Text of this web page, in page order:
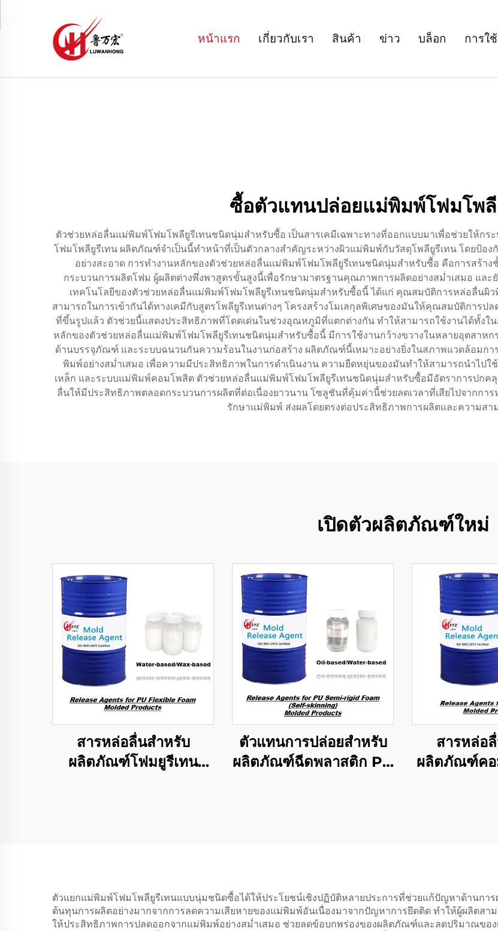
หน้าแรก เกี่ยวกับเรา สินค้า ข่าว บล็อก การใ
ซื้อตัวแทนปล่อยแม่พิมพ์โฟมโพ
ตัวช่วยหล่อลื่นแม่พิมพ์โฟมโพลียูรีเทนชนิดนุ่มสำหรับซื้อ เป็นสารเคมีเฉพาะทางที่ออกแบบมาเพื่อช่วยให้กร
โฟมโพลียูรีเทน ผลิตภัณฑ์จำเป็นนี้ทำหน้าที่เป็นตัวกลางสำคัญระหว่างผิวแม่พิมพ์กับวัสดุโพลียูรีเทน โดยป้อง
อย่างสะอาด การทำงานหลักของตัวช่วยหล่อลื่นแม่พิมพ์โฟมโพลียูรีเทนชนิดนุ่มสำหรับซื้อ คือการสร้
กระบวนการผลิตโฟม ผู้ผลิตต่างพึ่งพาสูตรขั้นสูงนี้เพื่อรักษามาตรฐานคุณภาพการผลิตอย่างสม่ำเสมอ แล
เทคโนโลยีของตัวช่วยหล่อลื่นแม่พิมพ์โฟมโพลียูรีเทนชนิดนุ่มสำหรับซื้อนี้ ได้แก่ คุณสมบัติการหล่อลื่นผิว
สามารถในการเข้ากันได้ทางเคมีกับสูตรโพลียูรีเทนต่างๆ โครงสร้างโมเลกุลพิเศษของมันให้คุณสมบัติการ
ที่ขึ้นรูปแล้ว ตัวช่วยนี้แสดงประสิทธิภาพที่โดดเด่นในช่วงอุณหภูมิที่แตกต่างกัน ทำให้สามารถใช้งานได้ทั้
หลักของตัวช่วยหล่อลื่นแม่พิมพ์โฟมโพลียูรีเทนชนิดนุ่มสำหรับซื้อนี้ มีการใช้งานกว้างขวางในหลายอุตสาหก
ด้านบรรจุภัณฑ์ และระบบฉนวนกันความร้อนในงานก่อสร้าง ผลิตภัณฑ์นี้เหมาะอย่างยิ่งในสภาพแวดล้อมก
พิมพ์อย่างสม่ำเสมอ เพื่อความมีประสิทธิภาพในการดำเนินงาน ความยืดหยุ่นของมันทำให้สามารถนำไป
เหล็ก และระบบแม่พิมพ์คอมโพสิต ตัวช่วยหล่อลื่นแม่พิมพ์โฟมโพลียูรีเทนชนิดนุ่มสำหรับซื้อมีอัตราการปกค
ลื่นให้มีประสิทธิภาพตลอดกระบวนการผลิตที่ต่อเนื่องยาวนาน โซลูชันที่คุ้มค่านี้ช่วยลดเวลาที่เสียไปจากกา
รักษาแม่พิมพ์ ส่งผลโดยตรงต่อประสิทธิภาพการผลิตและความสา
เปิดตัวผลิตภัณฑ์ใหม่
สารหล่อลื่นสำหรับ
ผลิตภัณฑ์โฟมยูรีเทน
ตัวแทนการปล่อยสำหรับ
ผลิตภัณฑ์ฉีดพลาสติก PU
สารหล่อ
ผลิตภัณฑ์คอ
ตัวแยกแม่พิมพ์โฟมโพลียูรีเทนแบบนุ่มชนิดซื้อได้ให้ประโยชน์เชิงปฏิบัติหลายประการที่ช่วยแก้ปัญหาด้านกา
ต้นทุนการผลิตอย่างมากจากการลดความเสียหายของแม่พิมพ์อันเนื่องมาจากปัญหาการยึดติด ทำให้ผู้ผลิตสา
ให้ประสิทธิภาพการปลดออกจากแม่พิมพ์อย่างสม่ำเสมอ ช่วยลดข้อบกพร่องของผลิตภัณฑ์และลดปริมาณของ